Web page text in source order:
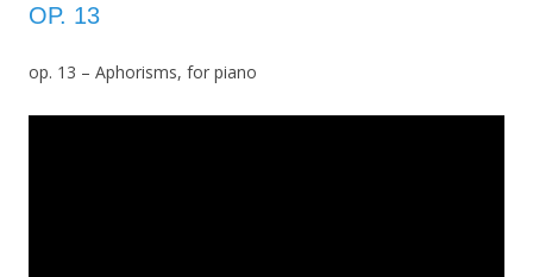
OP. 13
op. 13 – Aphorisms, for piano